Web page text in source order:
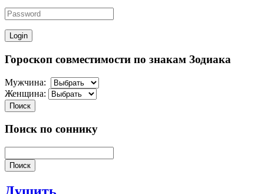
Гороскоп совместимости по знакам Зодиака
Мужчина:
Женщина:
Поиск
Поиск по соннику
Поиск